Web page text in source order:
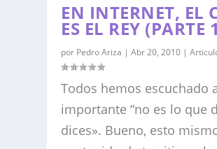
EN INTERNET, EL
ES EL REY (PARTE
por Pedro Ariza |Abr 20, 2010 |
Todos hemos escuchado
importante “no es lo que
dices». Bueno, esto